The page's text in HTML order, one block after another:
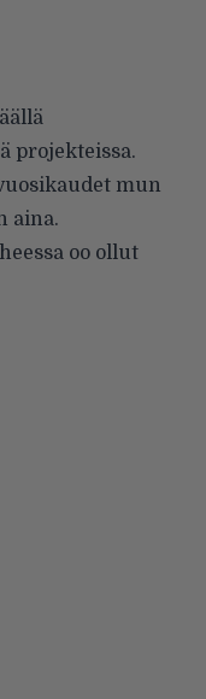
projekteissa.
mun
aina.
oo ollut